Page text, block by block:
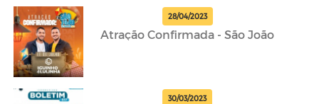
28/04/2023
Atração Confirmada - São João
30/03/2023